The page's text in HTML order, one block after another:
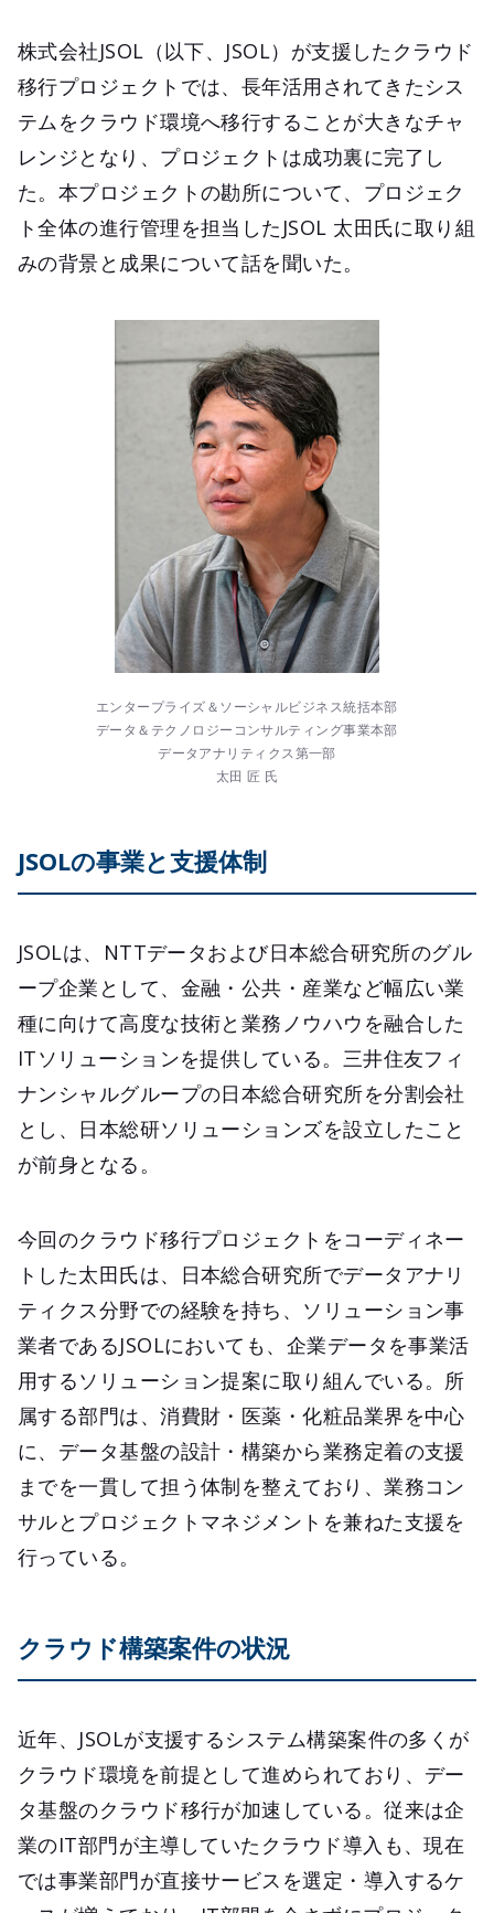
株式会社JSOL（以下、JSOL）が支援したクラウド
移行プロジェクトでは、長年活用されてきたシス
テムをクラウド環境へ移行することが大きなチャ
レンジとなり、プロジェクトは成功裏に完了し
た。本プロジェクトの勘所について、プロジェク
ト全体の進行管理を担当したJSOL 太田氏に取り組
みの背景と成果について話を聞いた。
エンタープライズ＆ソーシャルビジネス統括本部
データ＆テクノロジーコンサルティング事業本部
データアナリティクス第一部
太田 匠 氏
JSOLの事業と支援体制
JSOLは、NTTデータおよび日本総合研究所のグル
ープ企業として、金融・公共・産業など幅広い業
種に向けて高度な技術と業務ノウハウを融合した
ITソリューションを提供している。三井住友フィ
ナンシャルグループの日本総合研究所を分割会社
とし、日本総研ソリューションズを設立したこと
が前身となる。
今回のクラウド移行プロジェクトをコーディネー
トした太田氏は、日本総合研究所でデータアナリ
ティクス分野での経験を持ち、ソリューション事
業者であるJSOLにおいても、企業データを事業活
用するソリューション提案に取り組んでいる。所
属する部門は、消費財・医薬・化粧品業界を中心
に、データ基盤の設計・構築から業務定着の支援
までを一貫して担う体制を整えており、業務コン
サルとプロジェクトマネジメントを兼ねた支援を
行っている。
クラウド構築案件の状況
近年、JSOLが支援するシステム構築案件の多くが
クラウド環境を前提として進められており、デー
タ基盤のクラウド移行が加速している。従来は企
業のIT部門が主導していたクラウド導入も、現在
では事業部門が直接サービスを選定・導入するケ